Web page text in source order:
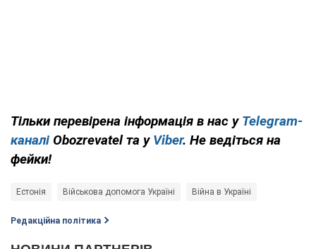
Тільки перевірена інформація в нас у Telegram-
каналі Obozrevatel та у Viber. Не ведіться на
фейки!
Естонія Військова допомога Україні Війна в Україні
Редакційна політика